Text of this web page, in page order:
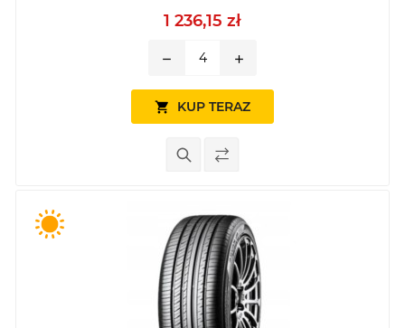
1 236,15 zł
remove add
 KUP TERAZ